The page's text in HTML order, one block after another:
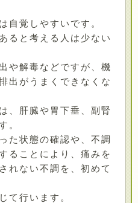
自覚しやすいです。
ると考える人は少ない
や解毒などですが、機
出がうまくできなくな
、肝臓や胃下垂、副腎
。
た状態の確認や、不調
ることにより、痛みを
れない不調を、初めて
て行います。